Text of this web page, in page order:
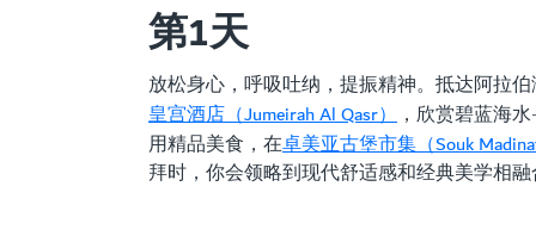
第1天
放松身心，呼吸吐纳，提振精神。抵达阿拉
皇宫酒店（Jumeirah Al Qasr） ，欣赏碧蓝海
用精品美食，在卓美亚古堡市集（Souk
拜时，你会领略到现代舒适感和经典美学相